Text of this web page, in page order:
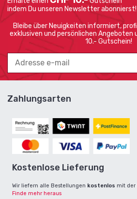
indem Du unseren Newsletter abonnierst!
Bleibe über Neuigkeiten informiert,
exklusiven und persönlichen Angeboten
10.- Gutschein!
Zahlungsarten
Kostenlose Lieferung
Wir liefern alle Bestellungen kostenlos mit der
Finde mehr heraus